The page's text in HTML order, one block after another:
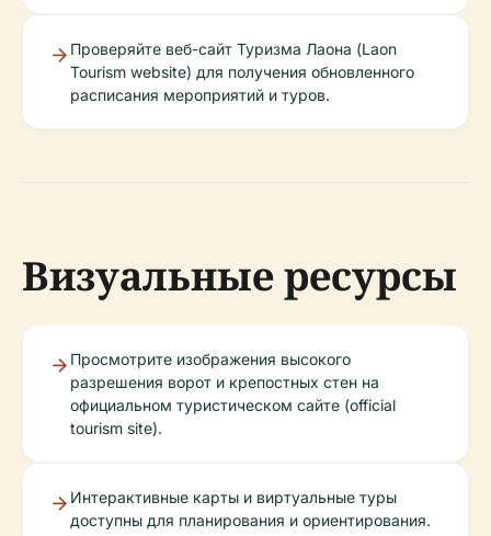
Проверяйте веб-сайт Туризма Лаона (Laon
Tourism website) для получения обновленного
расписания мероприятий и туров.
Визуальные ресурсы
Просмотрите изображения высокого
разрешения ворот и крепостных стен на
официальном туристическом сайте (official
tourism site).
Интерактивные карты и виртуальные туры
доступны для планирования и ориентирования.